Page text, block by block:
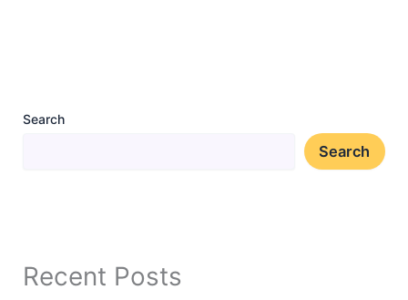
Search
Search
Recent Posts